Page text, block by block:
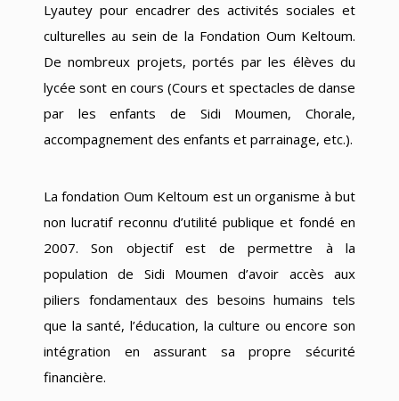
Lyautey pour encadrer des activités sociales et
culturelles au sein de la Fondation Oum Keltoum.
De nombreux projets, portés par les élèves du
lycée sont en cours (Cours et spectacles de danse
par les enfants de Sidi Moumen, Chorale,
accompagnement des enfants et parrainage, etc.).
La fondation Oum Keltoum est un organisme à but
non lucratif reconnu d’utilité publique et fondé en
2007. Son objectif est de permettre à la
population de Sidi Moumen d’avoir accès aux
piliers fondamentaux des besoins humains tels
que la santé, l’éducation, la culture ou encore son
intégration en assurant sa propre sécurité
financière.